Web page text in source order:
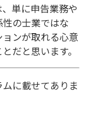
単に申告業務や
の士業ではな
ンが取れる心意
だと思います。
に載せてありま